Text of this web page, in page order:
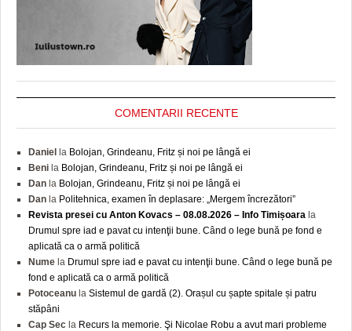
COMENTARII RECENTE
Daniel la Bolojan, Grindeanu, Fritz și noi pe lângă ei
Beni la Bolojan, Grindeanu, Fritz și noi pe lângă ei
Dan la Bolojan, Grindeanu, Fritz și noi pe lângă ei
Dan la Politehnica, examen în deplasare: „Mergem încrezători”
Revista presei cu Anton Kovacs – 08.08.2026 – Info Timișoara la
Drumul spre iad e pavat cu intenţii bune. Când o lege bună pe fond e
aplicată ca o armă politică
Nume la Drumul spre iad e pavat cu intenţii bune. Când o lege bună pe
fond e aplicată ca o armă politică
Potoceanu la Sistemul de gardă (2). Orașul cu șapte spitale și patru
stăpâni
Cap Sec la Recurs la memorie. Şi Nicolae Robu a avut mari probleme